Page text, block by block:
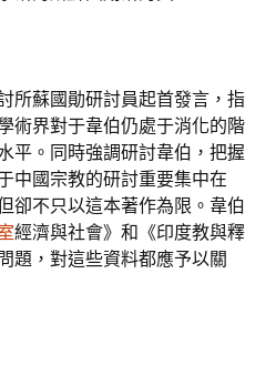
所蘇國勛研討員起首發言，指
術界對于韋伯仍處于消化的階
平。同時強調研討韋伯，把握
中國宗教的研討重要集中在
卻不只以這本著作為限。韋伯
經濟與社會》和《印度教與釋
題，對這些資料都應予以關